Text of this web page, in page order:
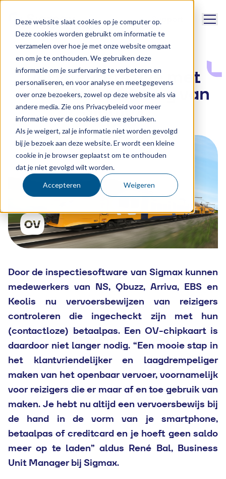
Deze website slaat cookies op je computer op.
Deze cookies worden gebruikt om informatie te
verzamelen over hoe je met onze website omgaat
en om je te onthouden. We gebruiken deze
informatie om je surfervaring te verbeteren en
personaliseren, en voor analyse en meetgegevens
over onze bezoekers, zowel op deze website als via
andere media. Zie ons Privacybeleid voor meer
informatie over de cookies die we gebruiken.
Als je weigert, zal je informatie niet worden gevolgd
bij je bezoek aan deze website. Er wordt een kleine
cookie in je browser geplaatst om te onthouden
dat je niet gevolgd wilt worden.
Accepteren Weigeren
Support
News
Vervoerders live met
inspectieoplossing van
Sigmax
Door de inspectiesoftware van Sigmax kunnen
medewerkers van NS, Qbuzz, Arriva, EBS en
Keolis nu vervoersbewijzen van reizigers
controleren die ingecheckt zijn met hun
(contactloze) betaalpas. Een OV-chipkaart is
daardoor niet langer nodig. “Een mooie stap in
het klantvriendelijker en laagdrempeliger
maken van het openbaar vervoer, voornamelijk
voor reizigers die er maar af en toe gebruik van
maken. Je hebt nu altijd een vervoersbewijs bij
de hand in de vorm van je smartphone,
betaalpas of creditcard en je hoeft geen saldo
meer op te laden” aldus René Bal, Business
Unit Manager bij Sigmax.